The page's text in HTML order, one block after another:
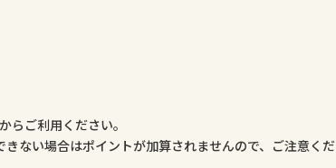
ご利用ください。
ない場合はポイントが加算されませんので、ご注意くだ